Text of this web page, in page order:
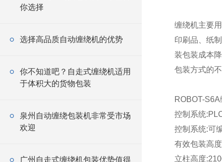
你选择
选择高品质自动缠绕机的优势
你不知道吧？自走式缠绕机适用
于体积大的货物包装
泉州自动缠绕包装机非常受市场
欢迎
广州自走式缠绕机包装优势值得
缠绕机主要
印刷品、纸
装包装成本
包装方式的
ROBOT-
控制系统
控制系统:可
有效包装高
立柱高度